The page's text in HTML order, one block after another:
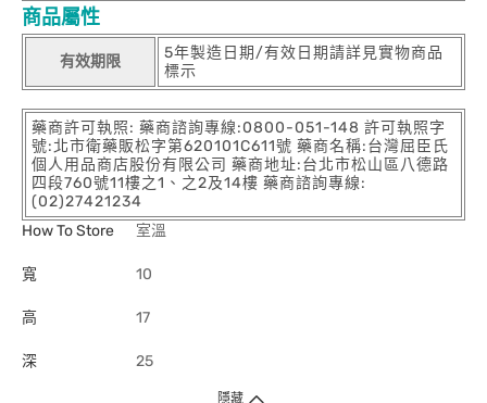
商品屬性
有效期限
5年製造日期/有效日期請詳見實物商品
標示
藥商許可執照: 藥商諮詢專線:0800-051-148 許可執照字
號:北市衛藥販松字第620101C611號 藥商名稱:台灣屈臣氏
個人用品商店股份有限公司 藥商地址:台北市松山區八德路
四段760號11樓之1、之2及14樓 藥商諮詢專線:
(02)27421234
How To Store
室溫
寬 10
高 17
深 25
隱藏